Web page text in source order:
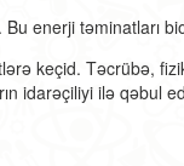
Bu enerji təminatları
keçid. Təcrübə,
idarəçiliyi ilə qəbul